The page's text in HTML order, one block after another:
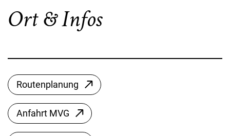
Ort & Infos
Routenplanung
Anfahrt MVG